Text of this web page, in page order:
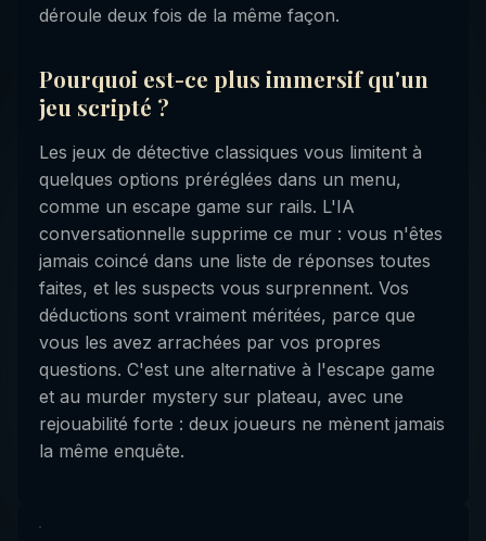
déroule deux fois de la même façon.
Pourquoi est-ce plus immersif qu'un
jeu scripté ?
Les jeux de détective classiques vous limitent à
quelques options préréglées dans un menu,
comme un escape game sur rails. L'IA
conversationnelle supprime ce mur : vous n'êtes
jamais coincé dans une liste de réponses toutes
faites, et les suspects vous surprennent. Vos
déductions sont vraiment méritées, parce que
vous les avez arrachées par vos propres
questions. C'est une alternative à l'escape game
et au murder mystery sur plateau, avec une
rejouabilité forte : deux joueurs ne mènent jamais
la même enquête.